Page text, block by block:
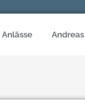
Anlässe